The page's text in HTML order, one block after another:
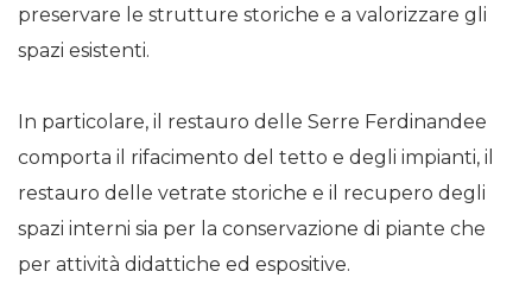
preservare le strutture storiche e a valorizzare gli
spazi esistenti.
In particolare, il restauro delle Serre Ferdinandee
comporta il rifacimento del tetto e degli impianti, il
restauro delle vetrate storiche e il recupero degli
spazi interni sia per la conservazione di piante che
per attività didattiche ed espositive.